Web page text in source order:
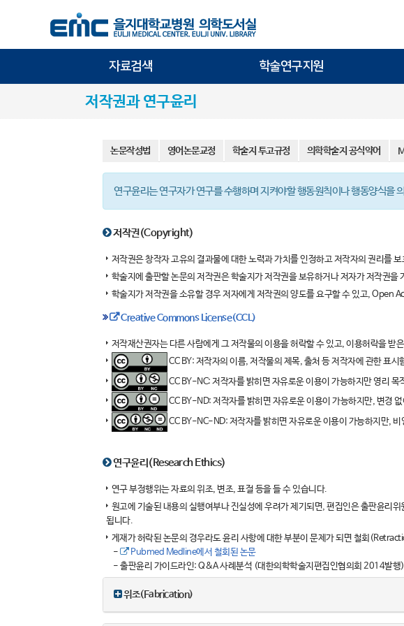
자료검색 학술연구지원
저작권과 연구윤리
논문작성법 영어논문교정 학술지 투고규정 의학학술지 공식약어
연구윤리는 연구자가 연구를 수행하며 지켜야할 행동원칙이나 행동양식을
저작권(Copyright)
저작권은 창작자 고유의 결과물에 대한 노력과 가치를 인정하고 저작자의 권리를
학술지에 출판할 논문의 저작권은 학술지가 저작권을 보유하거나 저자가 저작권을
학술지가 저작권을 소유할 경우 저자에게 저작권의 양도를 요구할 수 있고, Open
Creative Commons License(CCL)
저작재산권자는 다른 사람에게 그 저작물의 이용을 허락할 수 있고, 이용허락을
CC BY: 저작자의 이름, 저작물의 제목, 출처 등 저작자에 관한 표시
CC BY-NC: 저작자를 밝히면 자유로운 이용이 가능하지만 영리 목
CC BY-ND: 저작자를 밝히면 자유로운 이용이 가능하지만, 변경
CC BY-NC-ND: 저작자를 밝히면 자유로운 이용이 가능하지만, 비
연구윤리(Research Ethics)
연구 부정행위는 자료의 위조, 변조, 표절 등을 들 수 있습니다.
원고에 기술된 내용의 실행여부나 진실성에 우려가 제기되면, 편집인은 출판윤
됩니다.
게재가 허락된 논문의 경우라도 윤리 사항에 대한 부분이 문제가 되면 철회
-
Pubmed Medline에서 철회된 논문
- 출판윤리 가이드라인: Q&A 사례분석 (대한의학학술지편집인협의회 2014발행)
위조(Fabrication)